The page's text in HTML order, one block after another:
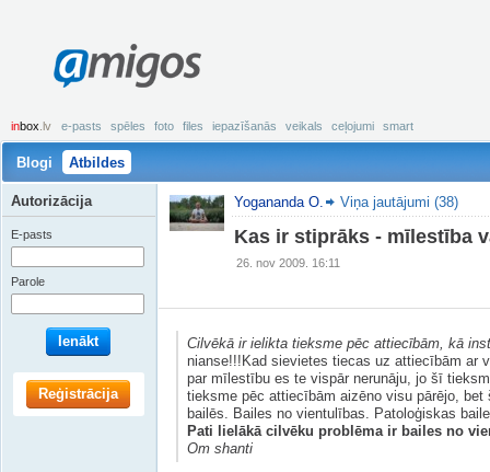
amigos
inbox .lv e-pasts spēles foto files iepazīšanās veikals ceļojumi smart
Blogi Atbildes
Yogananda O. Viņa jautājumi (38)
Kas ir stiprāks - mīlestība
26. nov 2009. 16:11
Cilvēkā ir ielikta tieksme pēc attiecībām, kā
nianse!!!Kad sievietes tiecas uz attiecībām ar
par mīlestību es te vispār nerunāju, jo šī
tieksme pēc attiecībām aizēno visu pārējo,
bailēs. Bailes no vientulības. Patoloģiskas
Pati lielākā cilvēku problēma ir bailes no
Om shanti
Autorizācija
E-pasts
Parole
Ienākt
Reģistrācija